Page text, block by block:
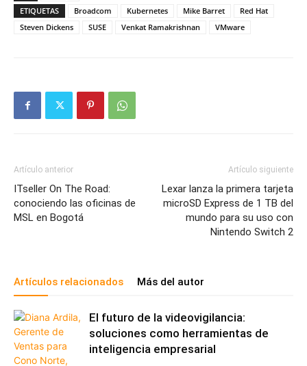
ETIQUETAS
Broadcom Kubernetes Mike Barret
Red Hat
Steven Dickens
SUSE Venkat Ramakrishnan VMware
Artículo anterior
ITseller On The Road:
conociendo las oficinas de
MSL en Bogotá
Artículo siguiente
Lexar lanza la primera tarjeta
microSD Express de 1 TB del
mundo para su uso con
Nintendo Switch 2
Artículos relacionados Más del autor
El futuro de la videovigilancia:
soluciones como herramientas de
inteligencia empresarial